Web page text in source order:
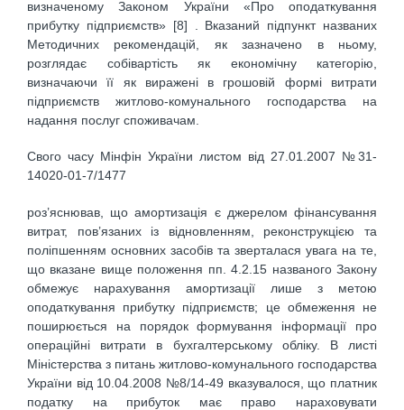
визначеному Законом України «Про оподаткування
прибутку підприємств» [8] . Вказаний підпункт названих
Методичних рекомендацій, як зазначено в ньому,
розглядає собівартість як економічну категорію,
визначаючи її як виражені в грошовій формі витрати
підприємств житлово-комунального господарства на
надання послуг споживачам.
Свого часу Мінфін України листом від 27.01.2007 №31-
14020-01-7/1477
роз’яснював, що амортизація є джерелом фінансування
витрат, пов’язаних із відновленням, реконструкцією та
поліпшенням основних засобів та зверталася увага на те,
що вказане вище положення пп. 4.2.15 названого Закону
обмежує нарахування амортизації лише з метою
оподаткування прибутку підприємств; це обмеження не
поширюється на порядок формування інформації про
операційні витрати в бухгалтерському обліку. В листі
Міністерства з питань житлово-комунального господарства
України від 10.04.2008 №8/14-49 вказувалося, що платник
податку на прибуток має право нараховувати